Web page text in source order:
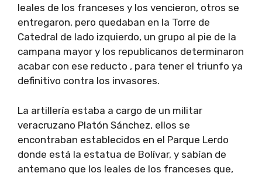
leales de los franceses y los vencieron, otros se
entregaron, pero quedaban en la Torre de
Catedral de lado izquierdo, un grupo al pie de la
campana mayor y los republicanos determinaron
acabar con ese reducto , para tener el triunfo ya
definitivo contra los invasores.
La artillería estaba a cargo de un militar
veracruzano Platón Sánchez, ellos se
encontraban establecidos en el Parque Lerdo
donde está la estatua de Bolívar, y sabían de
antemano que los leales de los franceses que,